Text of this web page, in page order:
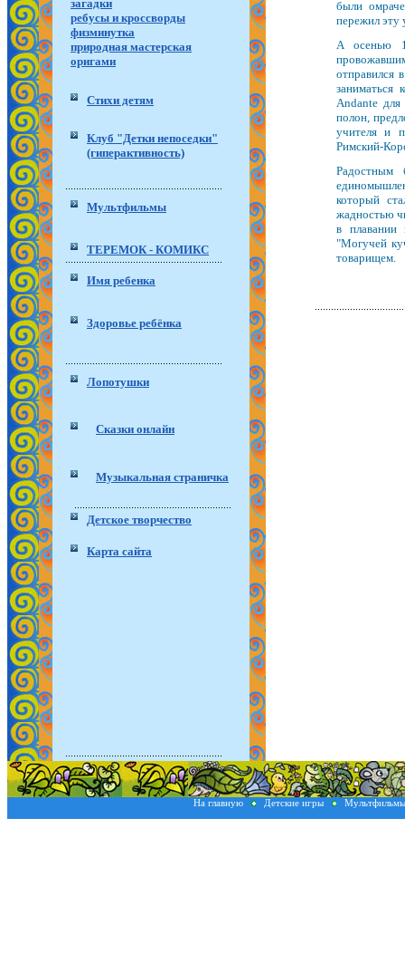
загадки
ребусы и кроссворды
физминутка
природная мастерская
оригами
Стихи детям
Клуб "Детки непоседки"
(гиперактивность)
Мультфильмы
ТЕРЕМОК - КОМИКС
Имя ребенка
Здоровье ребёнка
Лопотушки
Сказки онлайн
Музыкальная страничка
Детское творчество
Карта сайта
были
пережил эту
А осенью
отправился
заниматься
Andante для
полон,
учителя и
Римский-
Радостным
который
жадностью
в плавании
"Могучей
товарищем.
На главную Детские игры Мультфильмы